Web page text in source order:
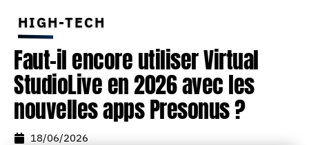
HIGH-TECH
Faut-il encore utiliser Virtual
StudioLive en 2026 avec les
nouvelles apps Presonus ?
18/06/2026